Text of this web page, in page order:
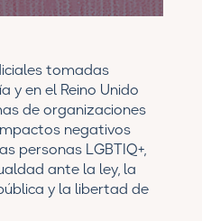
tomadas
y en el Reino Unido
de organizaciones
negativos
personas LGBTIQ+,
ante la ley, la
y la libertad de